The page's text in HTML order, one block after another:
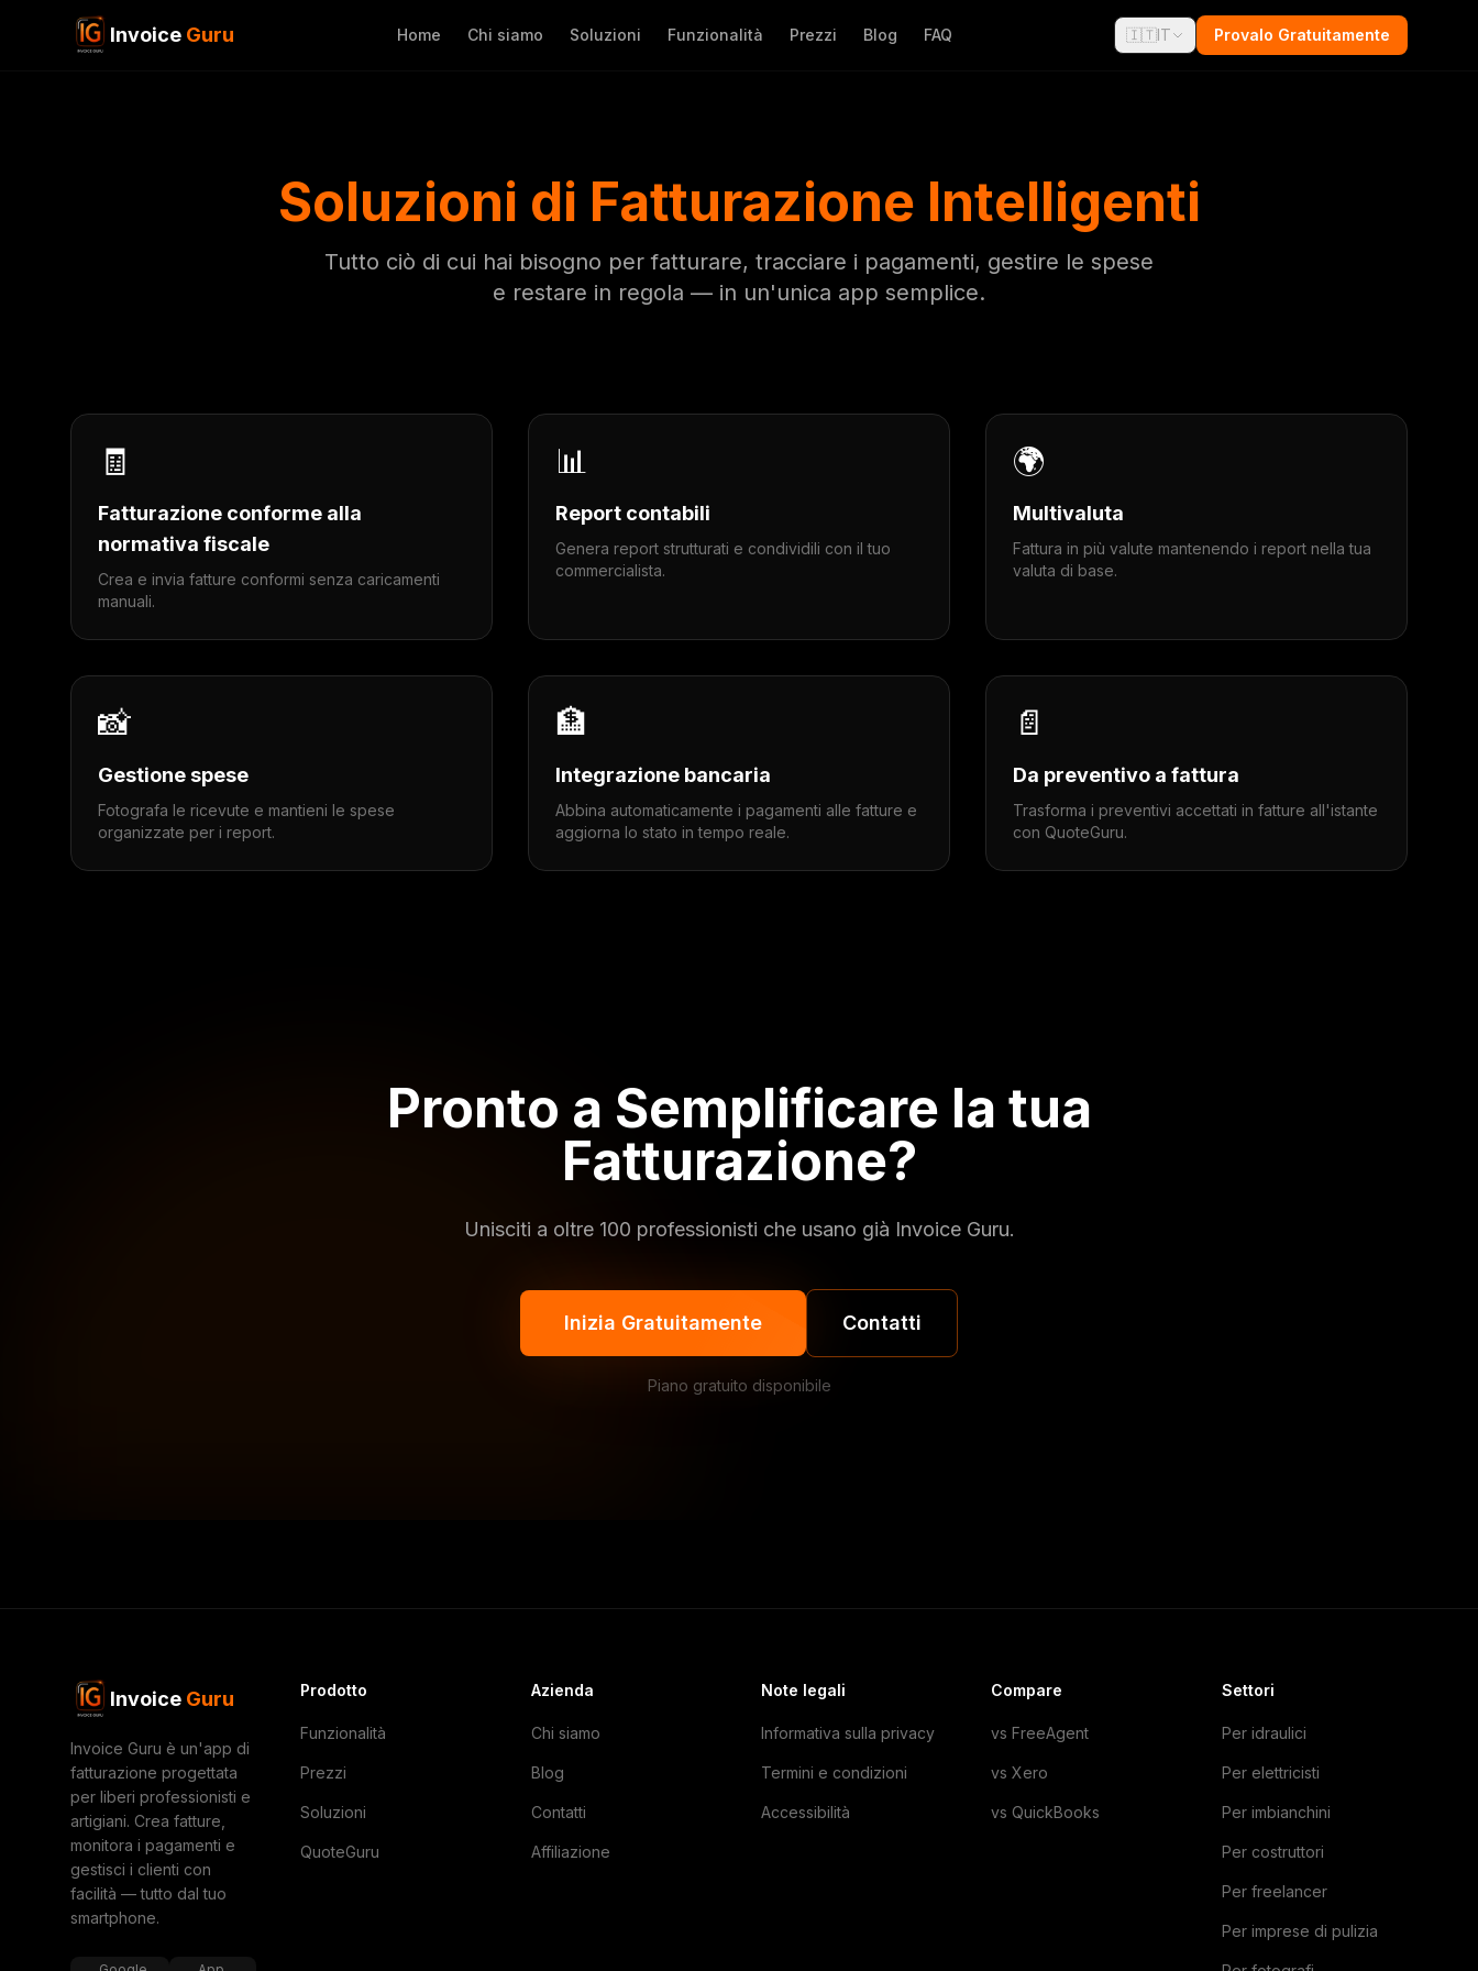
Invoice Guru Home Chi siamo Soluzioni Funzionalità Prezzi Blog FAQ 🇮🇹IT Provalo Gratuitamente
Soluzioni di Fatturazione Intelligenti
Tutto ciò di cui hai bisogno per fatturare, tracciare i pagamenti, gestire le spese
e restare in regola — in un'unica app semplice.
🧾
Fatturazione conforme alla
normativa fiscale
Crea e invia fatture conformi senza caricamenti
manuali.
📊
Report contabili
Genera report strutturati e condividili con il tuo
commercialista.
🌍
Multivaluta
Fattura in più valute mantenendo i report nella tua
valuta di base.
📸
Gestione spese
Fotografa le ricevute e mantieni le spese
organizzate per i report.
🏦
Integrazione bancaria
Abbina automaticamente i pagamenti alle fatture e
aggiorna lo stato in tempo reale.
📄
Da preventivo a fattura
Trasforma i preventivi accettati in fatture all'istante
con QuoteGuru.
Pronto a Semplificare la tua
Fatturazione?
Unisciti a oltre 100 professionisti che usano già Invoice Guru.
Inizia Gratuitamente Contatti
Piano gratuito disponibile
Invoice Guru
Invoice Guru è un'app di
fatturazione progettata
per liberi professionisti e
artigiani. Crea fatture,
monitora i pagamenti e
gestisci i clienti con
facilità — tutto dal tuo
smartphone.
Prodotto
Funzionalità
Prezzi
Soluzioni
QuoteGuru
Azienda
Chi siamo
Blog
Contatti
Affiliazione
Note legali
Informativa sulla privacy
Termini e condizioni
Accessibilità
Compare
vs FreeAgent
vs Xero
vs QuickBooks
Settori
Per idraulici
Per elettricisti
Per imbianchini
Per costruttori
Per freelancer
Per imprese di pulizia